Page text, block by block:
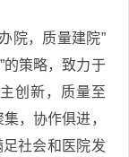
院，质量建院”
的策略，致力于
创新，质量至
，协作俱进，
社会和医院发